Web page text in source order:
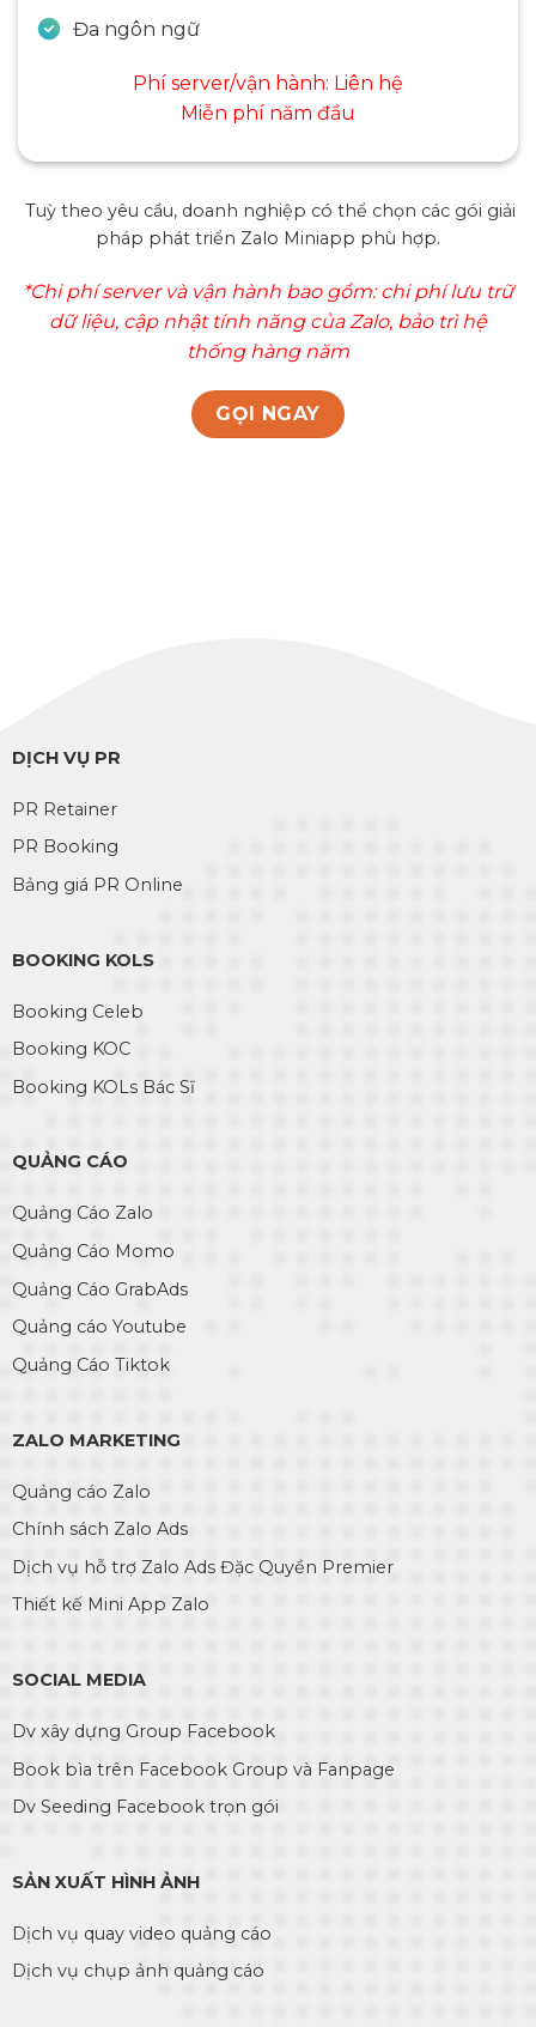
Đa ngôn ngữ
Phí server/vận hành: Liên hệ
Miễn phí năm đầu
Tuỳ theo yêu cầu, doanh nghiệp có thể chọn các gói giải
pháp phát triển Zalo Miniapp phù hợp.
*Chi phí server và vận hành bao gồm: chi phí lưu trữ
dữ liệu, cập nhật tính năng của Zalo, bảo trì hệ
thống hàng năm
GỌI NGAY
DỊCH VỤ PR
PR Retainer
PR Booking
Bảng giá PR Online
BOOKING KOLS
Booking Celeb
Booking KOC
Booking KOLs Bác Sĩ
QUẢNG CÁO
Quảng Cáo Zalo
Quảng Cáo Momo
Quảng Cáo GrabAds
Quảng cáo Youtube
Quảng Cáo Tiktok
ZALO MARKETING
Quảng cáo Zalo
Chính sách Zalo Ads
Dịch vụ hỗ trợ Zalo Ads Đặc Quyền Premier
Thiết kế Mini App Zalo
SOCIAL MEDIA
Dv xây dựng Group Facebook
Book bìa trên Facebook Group và Fanpage
Dv Seeding Facebook trọn gói
SẢN XUẤT HÌNH ẢNH
Dịch vụ quay video quảng cáo
Dịch vụ chụp ảnh quảng cáo